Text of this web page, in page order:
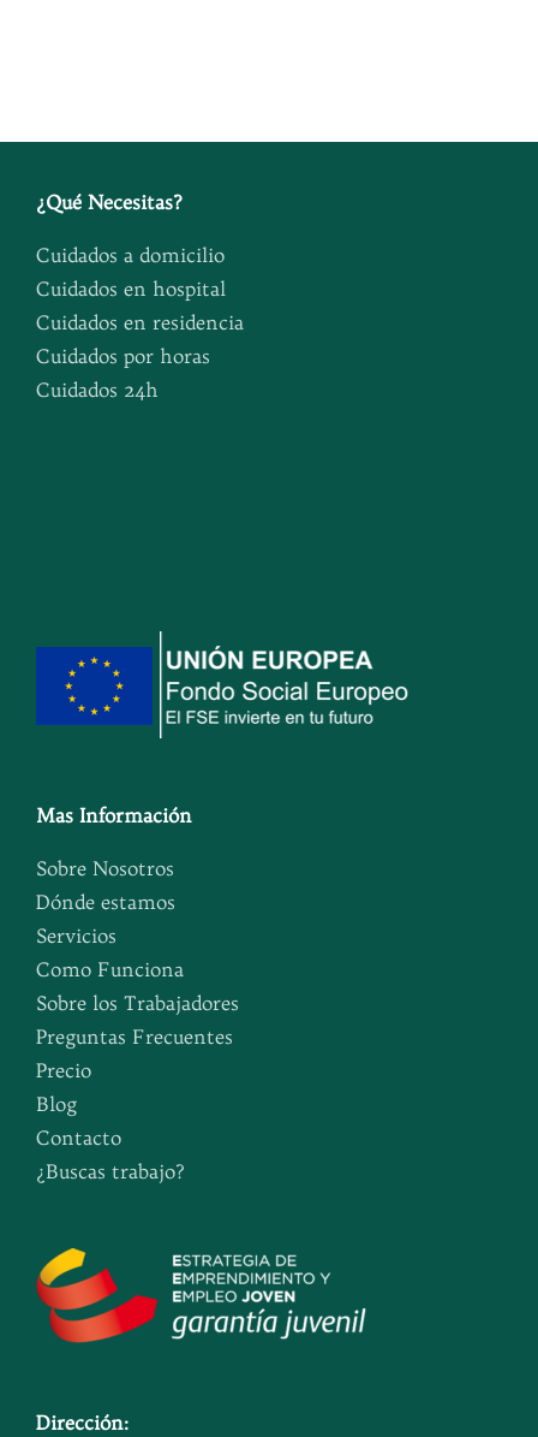
¿Qué Necesitas?
Cuidados a domicilio
Cuidados en hospital
Cuidados en residencia
Cuidados por horas
Cuidados 24h
Mas Información
Sobre Nosotros
Dónde estamos
Servicios
Como Funciona
Sobre los Trabajadores
Preguntas Frecuentes
Precio
Blog
Contacto
¿Buscas trabajo?
Dirección: